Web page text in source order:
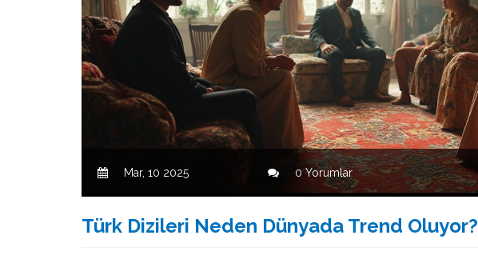
Mar, 10 2025 0 Yorumlar
Türk Dizileri Neden Dünyada Trend Oluyor?